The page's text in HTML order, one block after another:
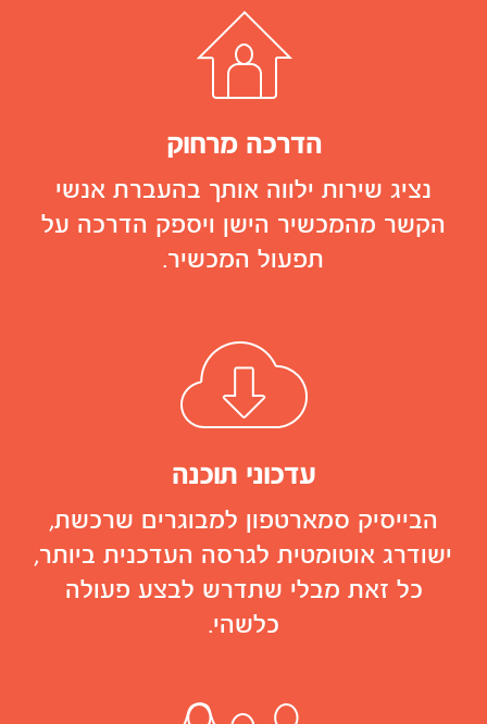
הדרכה מרחוק
נציג שירות ילווה אותך בהעברת אנשי
הקשר מהמכשיר הישן ויספק הדרכה על
תפעול המכשיר.
עדכוני תוכנה
הבייסיק סמארטפון למבוגרים שרכשת,
ישודרג אוטומטית לגרסה העדכנית ביותר,
כל זאת מבלי שתדרש לבצע פעולה
כלשהי.